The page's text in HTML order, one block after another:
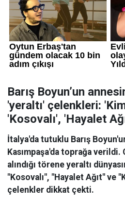
Barış Boyun’un
'yeraltı' çelenkleri:
'Kosovalı', 'Hayalet
İtalya'da tutuklu Barış
Kasımpaşa'da toprağa
alındığı törene yeraltı
"Kosovalı", "Hayalet Ağıt" ve
çelenkler dikkat çekti.